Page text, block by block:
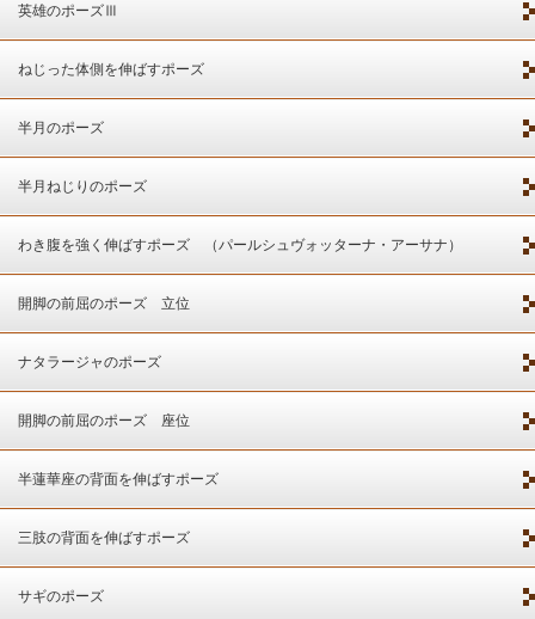
英雄のポーズⅢ
ねじった体側を伸ばすポーズ
半月のポーズ
半月ねじりのポーズ
わき腹を強く伸ばすポーズ （パールシュヴォッターナ・アーサナ）
開脚の前屈のポーズ 立位
ナタラージャのポーズ
開脚の前屈のポーズ 座位
半蓮華座の背面を伸ばすポーズ
三肢の背面を伸ばすポーズ
サギのポーズ